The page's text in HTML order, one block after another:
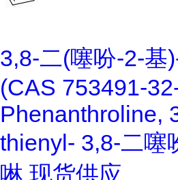
3,8-二(噻吩-2-基
(CAS 753491-
Phenanthroline,
thienyl- 3,8-二噻
啉 现货供应